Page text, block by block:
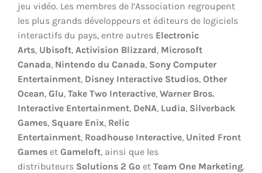
jeu vidéo. Les membres de l’Association regroupent
les plus grands développeurs et éditeurs de logiciels
interactifs du pays, entre autres Electronic
Arts, Ubisoft, Activision Blizzard, Microsoft
Canada, Nintendo du Canada, Sony Computer
Entertainment, Disney Interactive Studios, Other
Ocean, Glu, Take Two Interactive, Warner Bros.
Interactive Entertainment, DeNA, Ludia, Silverback
Games, Square Enix, Relic
Entertainment, Roadhouse Interactive, United Front
Games et Gameloft, ainsi que les
distributeurs Solutions 2 Go et Team One Marketing.